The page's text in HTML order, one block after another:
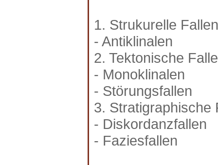
1. Strukurelle Fallen
- Antiklinalen
2. Tektonische
- Monoklinalen
- Störungsfallen
3. Stratigraphische
- Diskordanzfallen
- Faziesfallen